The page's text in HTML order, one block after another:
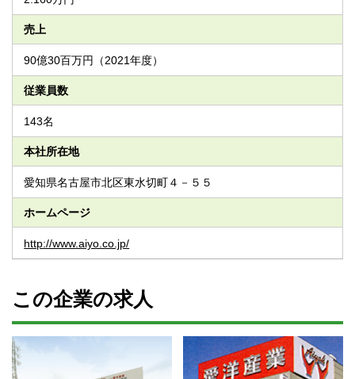
売上
90億30百万円（2021年度）
従業員数
143名
本社所在地
愛知県名古屋市北区東水切町４－５５
ホームページ
http://www.aiyo.co.jp/
この企業の求人